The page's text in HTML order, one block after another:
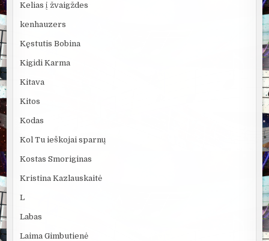
Kelias į žvaigždes
kenhauzers
Kęstutis Bobina
Kigidi Karma
Kitava
Kitos
Kodas
Kol Tu ieškojai sparnų
Kostas Smoriginas
Kristina Kazlauskaitė
L
Labas
Laima Gimbutienė